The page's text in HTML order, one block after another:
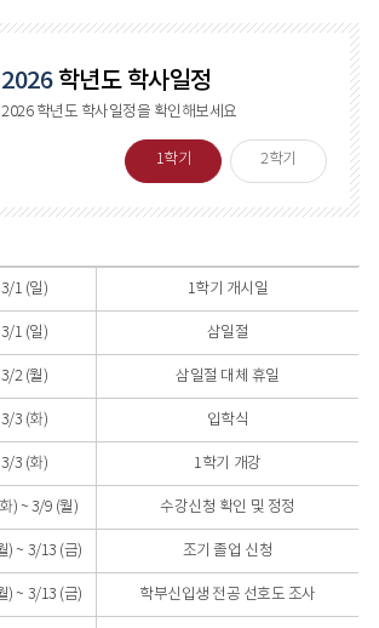
2026학년도 학사일정
2026학년도 학사일정을 확인해보세요
1학기 2학기
학기
3/1 (일) 1학기 개시일
3/1 (일) 삼일절
3/2 (월) 삼일절 대체 휴일
3/3 (화) 입학식
3/3 (화) 1학기 개강
) ~ 3/9 (월) 수강신청 확인 및 정정
) ~ 3/13 (금) 조기 졸업 신청
) ~ 3/13 (금) 학부신입생 전공 선호도 조사